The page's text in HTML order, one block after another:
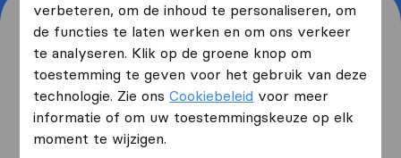
verbeteren, om de inhoud te personaliseren, om
de functies te laten werken en om ons verkeer
te analyseren. Klik op de groene knop om
toestemming te geven voor het gebruik van deze
technologie. Zie onsCookiebeleid voor meer
informatie of om uw toestemmingskeuze op elk
moment te wijzigen.
Waar woont u nu en waar
verhuist u naartoe?